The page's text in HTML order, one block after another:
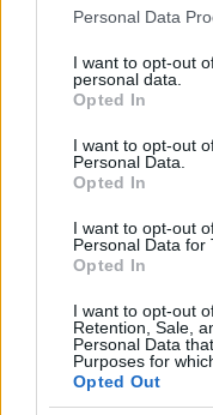
Please note that this
not limited to your visit
grant or deny consent
use your data for
consent section.
Personal Data
I want to opt-out
personal data.
Opted In
I want to opt-out
Personal Data.
Opted In
I want to opt-out
Personal Data for
Opted In
I want to opt-out
Retention, Sale,
Personal Data
Purposes for
Opted Out
“Spāņiaiz
mēmi!”
sacēlusi
ko par to